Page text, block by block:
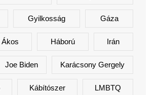
Gyilkosság Gáza
Ákos Háború Irán
Joe Biden Karácsony Gergely
Kábítószer LMBTQ